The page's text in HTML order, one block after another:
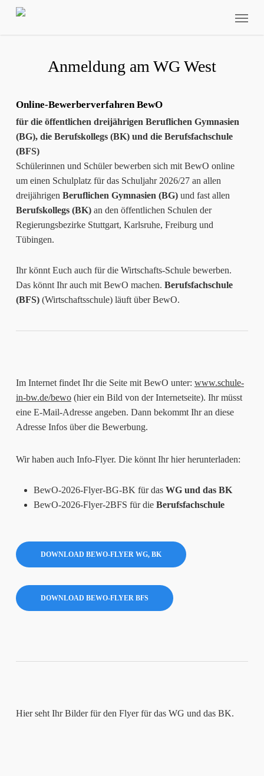
Skip
Anmeldung am WG West
Online-BewerberverfahrenBewO
für die öffentlichen dreijährigen Beruflichen Gymnasien
(BG), die Berufskollegs (BK) und die Berufsfachschule
(BFS)
Schülerinnen und Schüler bewerben sich mit BewO online
um einen Schulplatz für das Schuljahr 2026/27 an allen
dreijährigen Beruflichen Gymnasien (BG)und fast allen
Berufskollegs (BK)an den öffentlichen Schulen der
Regierungsbezirke Stuttgart, Karlsruhe, Freiburg und
Tübingen.
Ihr könnt Euch auch für die Wirtschafts-Schule bewerben.
Das könnt Ihr auch mit BewO machen. Berufsfachschule
(BFS)(Wirtschaftsschule) läuft über BewO.
Im Internet findet Ihr die Seite mit BewO unter: www.schule-
in-bw.de/bewo(hier ein Bild von der Internetseite). Ihr müsst
eine E-Mail-Adresse angeben. Dann bekommt Ihr an diese
Adresse Infos über die Bewerbung.
Wir haben auch Info-Flyer. Die könnt Ihr hier herunterladen:
BewO-2026-Flyer-BG-BK für das WG und das BK
BewO-2026-Flyer-2BFS für die Berufsfachschule
DOWNLOAD BEWO-FLYER WG, BK
DOWNLOAD BEWO-FLYER BFS
Hier seht Ihr Bilder für den Flyer für das WG und das BK.